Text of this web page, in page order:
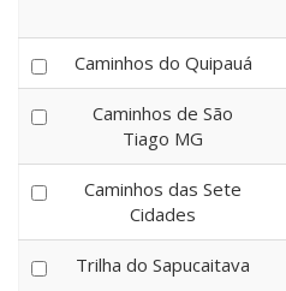
Caminhos do Quipauá
Caminhos de São
Tiago MG
Caminhos das Sete
Cidades
Trilha do Sapucaitava